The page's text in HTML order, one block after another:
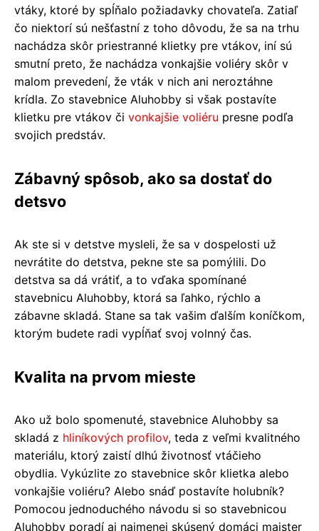
vtáky, ktoré by spĺňalo požiadavky chovateľa. Zatiaľ
čo niektorí sú nešťastní z toho dôvodu, že sa na trhu
nachádza skôr priestranné klietky pre vtákov, iní sú
smutní preto, že nachádza vonkajšie voliéry skôr v
malom prevedení, že vták v nich ani neroztáhne
krídla. Zo stavebnice Aluhobby si však postavíte
klietku pre vtákov či vonkajšie voliéru presne podľa
svojich predstáv.
Zábavný spôsob, ako sa dostať do
detsvo
Ak ste si v detstve mysleli, že sa v dospelosti už
nevrátite do detstva, pekne ste sa pomýlili. Do
detstva sa dá vrátiť, a to vďaka spomínané
stavebnicu Aluhobby, ktorá sa ľahko, rýchlo a
zábavne skladá. Stane sa tak vašim ďalším koníčkom,
ktorým budete radi vypĺňať svoj volnný čas.
Kvalita na prvom mieste
Ako už bolo spomenuté, stavebnice Aluhobby sa
skladá z hliníkových profilov, teda z veľmi kvalitného
materiálu, ktorý zaistí dlhú životnosť vtáčieho
obydlia. Vykúzlite zo stavebnice skôr klietka alebo
vonkajšie voliéru? Alebo snáď postavíte holubník?
Pomocou jednoduchého návodu si so stavebnicou
Aluhobby poradí aj najmenej skúsený domáci majster